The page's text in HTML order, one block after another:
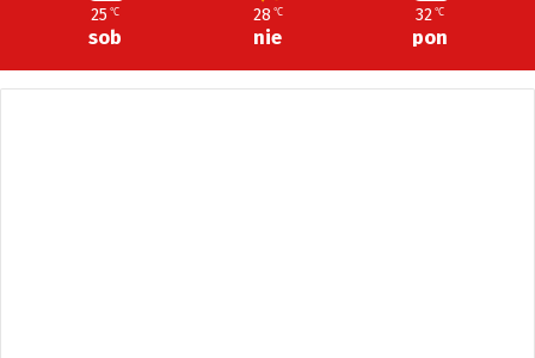
25 ℃
sob
28 ℃
nie
32 ℃
pon